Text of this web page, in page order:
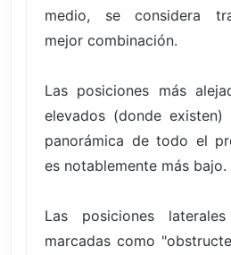
medio, se considera
mejor combinación.
Las posiciones más
elevados (donde
panorámica de todo el
es notablemente más bajo.
Las posiciones
marcadas como